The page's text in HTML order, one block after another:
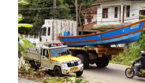
മറ്റ് മാലിന്യങ്ങളും നീക്കം